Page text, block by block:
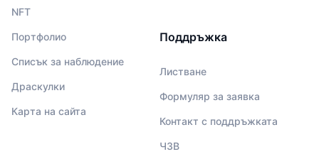
NFT
Портфолио
Списък за наблюдение
Драскулки
Карта на сайта
Поддръжка
Листване
Формуляр за заявка
Контакт с поддръжката
ЧЗВ